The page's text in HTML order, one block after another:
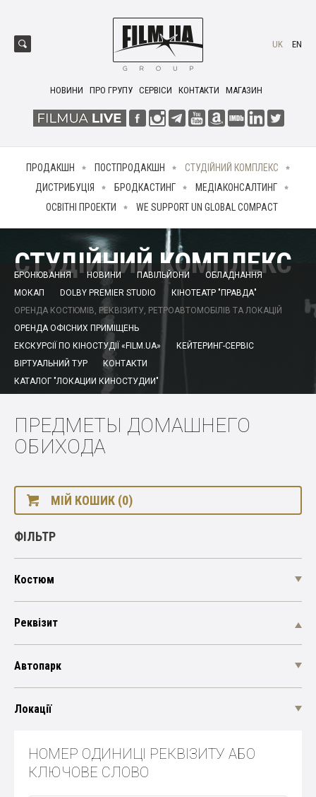
НОВИНИ ПРО ГРУПУ СЕРВІСИ КОНТАКТИ МАГАЗИН
UK EN
ПРОДАКШН ПОСТПРОДАКШН
СТУДІЙНИЙ КОМПЛЕКС
ДИСТРИБУЦІЯ
БРОДКАСТИНГ
МЕДІАКОНСАЛТИНГ
ОСВІТНІ ПРОЕКТИ
WE SUPPORT UN GLOBAL COMPACT
СТУДІЙНИЙ КОМПЛЕКС
БРОНЮВАННЯ НОВИНИ ПАВІЛЬЙОНИ
ОБЛАДНАННЯ
МОКАП
DOLBY PREMIER STUDIO
КІНОТЕАТР "ПРАВДА"
ОРЕНДА КОСТЮМІВ, РЕКВІЗИТУ, РЕТРОАВТОМОБІЛІВ ТА ЛОКАЦІЙ
ОРЕНДА ОФІСНИХ ПРИМІЩЕНЬ
ЕКСКУРСІЇ ПО КІНОСТУДІЇ «FILM.UA»
КЕЙТЕРИНГ-СЕРВІС
ВІРТУАЛЬНИЙ ТУР
КОНТАКТИ
КАТАЛОГ "ЛОКАЦИИ КИНОСТУДИИ"
ПРЕДМЕТЫ ДОМАШНЕГО
ОБИХОДА
МІЙ КОШИК (0)
ФІЛЬТР
Костюм
Реквізит
Автопарк
Локації
НОМЕР ОДИНИЦІ РЕКВІЗИТУ АБО
КЛЮЧОВЕ СЛОВО